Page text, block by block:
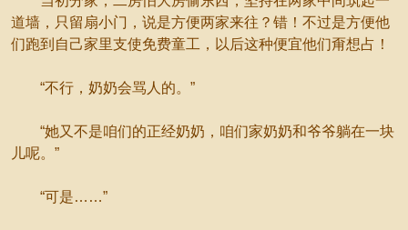
道墙，只留扇小门，说是方便两家来往？错！不过是方便他
们跑到自己家里支使免费童工，以后这种便宜他们甭想占！
“不行，奶奶会骂人的。”
“她又不是咱们的正经奶奶，咱们家奶奶和爷爷躺在一块
儿呢。”
“可是……”